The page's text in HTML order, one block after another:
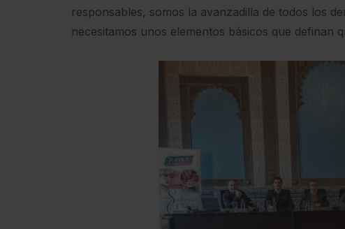
responsables, somos la avanzadilla de todos los
necesitamos unos elementos básicos que definan